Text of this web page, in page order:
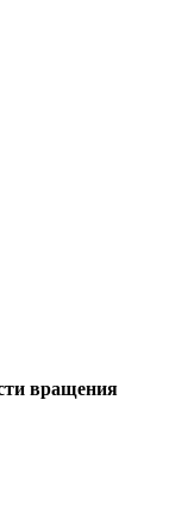
вращения